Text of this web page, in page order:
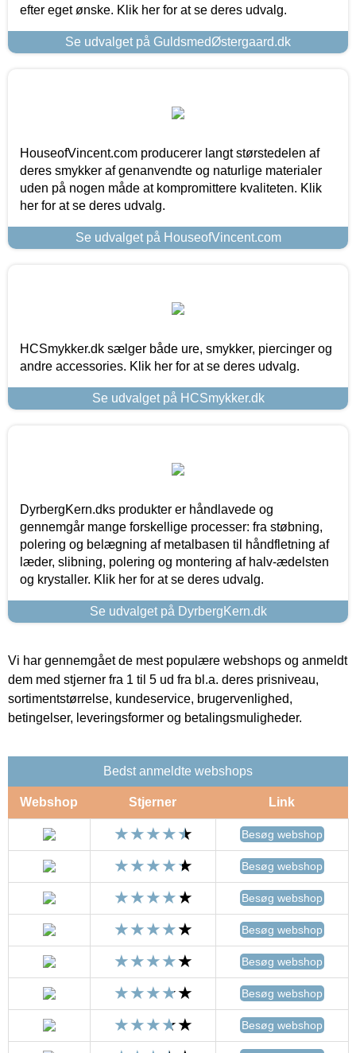
efter eget ønske. Klik her for at se deres udvalg.
Se udvalget på GuldsmedØstergaard.dk
HouseofVincent.com producerer langt størstedelen af
deres smykker af genanvendte og naturlige materialer
uden på nogen måde at kompromittere kvaliteten. Klik
her for at se deres udvalg.
Se udvalget på HouseofVincent.com
HCSmykker.dk sælger både ure, smykker, piercinger og
andre accessories. Klik her for at se deres udvalg.
Se udvalget på HCSmykker.dk
DyrbergKern.dks produkter er håndlavede og
gennemgår mange forskellige processer: fra støbning,
polering og belægning af metalbasen til håndfletning af
læder, slibning, polering og montering af halv-ædelsten
og krystaller. Klik her for at se deres udvalg.
Se udvalget på DyrbergKern.dk
Vi har gennemgået de mest populære webshops og anmeldt
dem med stjerner fra 1 til 5 ud fra bl.a. deres prisniveau,
sortimentstørrelse, kundeservice, brugervenlighed,
betingelser, leveringsformer og betalingsmuligheder.
Bedst anmeldte webshops
Webshop Stjerner Link
Besøg webshop
Besøg webshop
Besøg webshop
Besøg webshop
Besøg webshop
Besøg webshop
Besøg webshop